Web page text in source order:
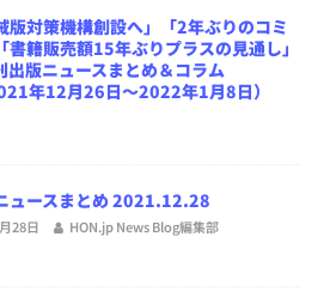
版対策機構創設へ」「2年ぶりのコミ
書籍販売額15年ぶりプラスの見通し」
出版ニュースまとめ＆コラム
年12月26日～2022年1月8日）
ュースまとめ 2021.12.28
28日 HON.jp News Blog編集部